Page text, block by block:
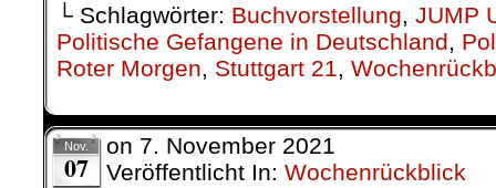
└ Schlagwörter: Buchvorstellung JUMP
Politische Gefangene in Deutschland
Roter Morgen
Stuttgart 21
Nov.
07
on 7. November 2021
Veröffentlicht In: Wochenrückblick